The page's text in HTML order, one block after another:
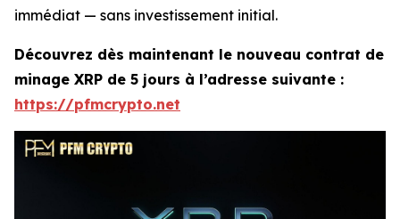
immédiat — sans investissement initial.
Découvrez dès maintenant le nouveau contrat de
minage XRP de 5 jours à l’adresse suivante :
https://pfmcrypto.net